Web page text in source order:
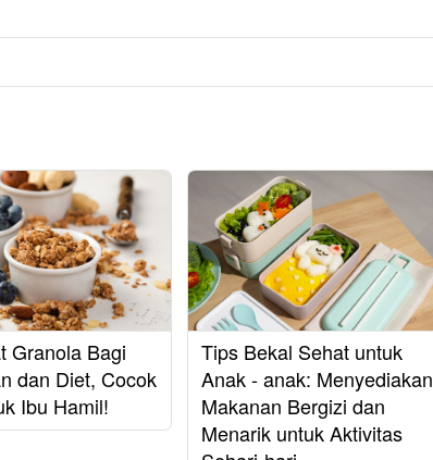
Granola Bagi
dan Diet, Cocok
Ibu Hamil!
Tips Bekal Sehat untuk
Anak - anak: Menyediakan
Makanan Bergizi dan
Menarik untuk Aktivitas